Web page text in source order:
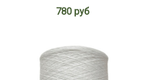
780 руб